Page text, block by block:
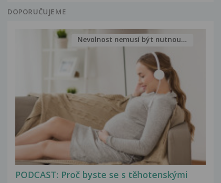
DOPORUČUJEME
PODCAST: Proč byste se s těhotenskými
Nevolnost nemusí být nutnou...